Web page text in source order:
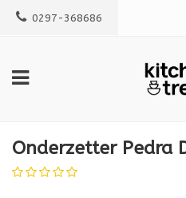
0297-368686
Onderzetter Pedra